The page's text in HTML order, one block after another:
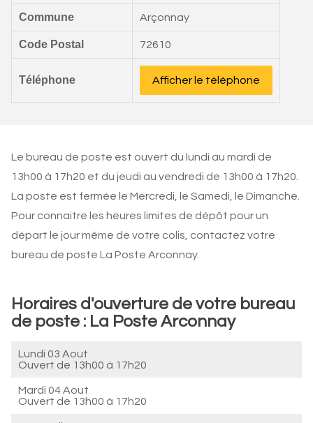
Commune Arçonnay
Code Postal 72610
Téléphone Afficher le téléphone
Le bureau de poste est ouvert du lundi au mardi de
13h00 à 17h20 et du jeudi au vendredi de 13h00 à 17h20.
La poste est fermée le Mercredi, le Samedi, le Dimanche.
Pour connaitre les heures limites de dépôt pour un
départ le jour même de votre colis, contactez votre
bureau de poste La Poste Arconnay.
Horaires d'ouverture de votre bureau
de poste : La Poste Arconnay
Lundi 03 Aout
Ouvert de 13h00 à 17h20
Mardi 04 Aout
Ouvert de 13h00 à 17h20